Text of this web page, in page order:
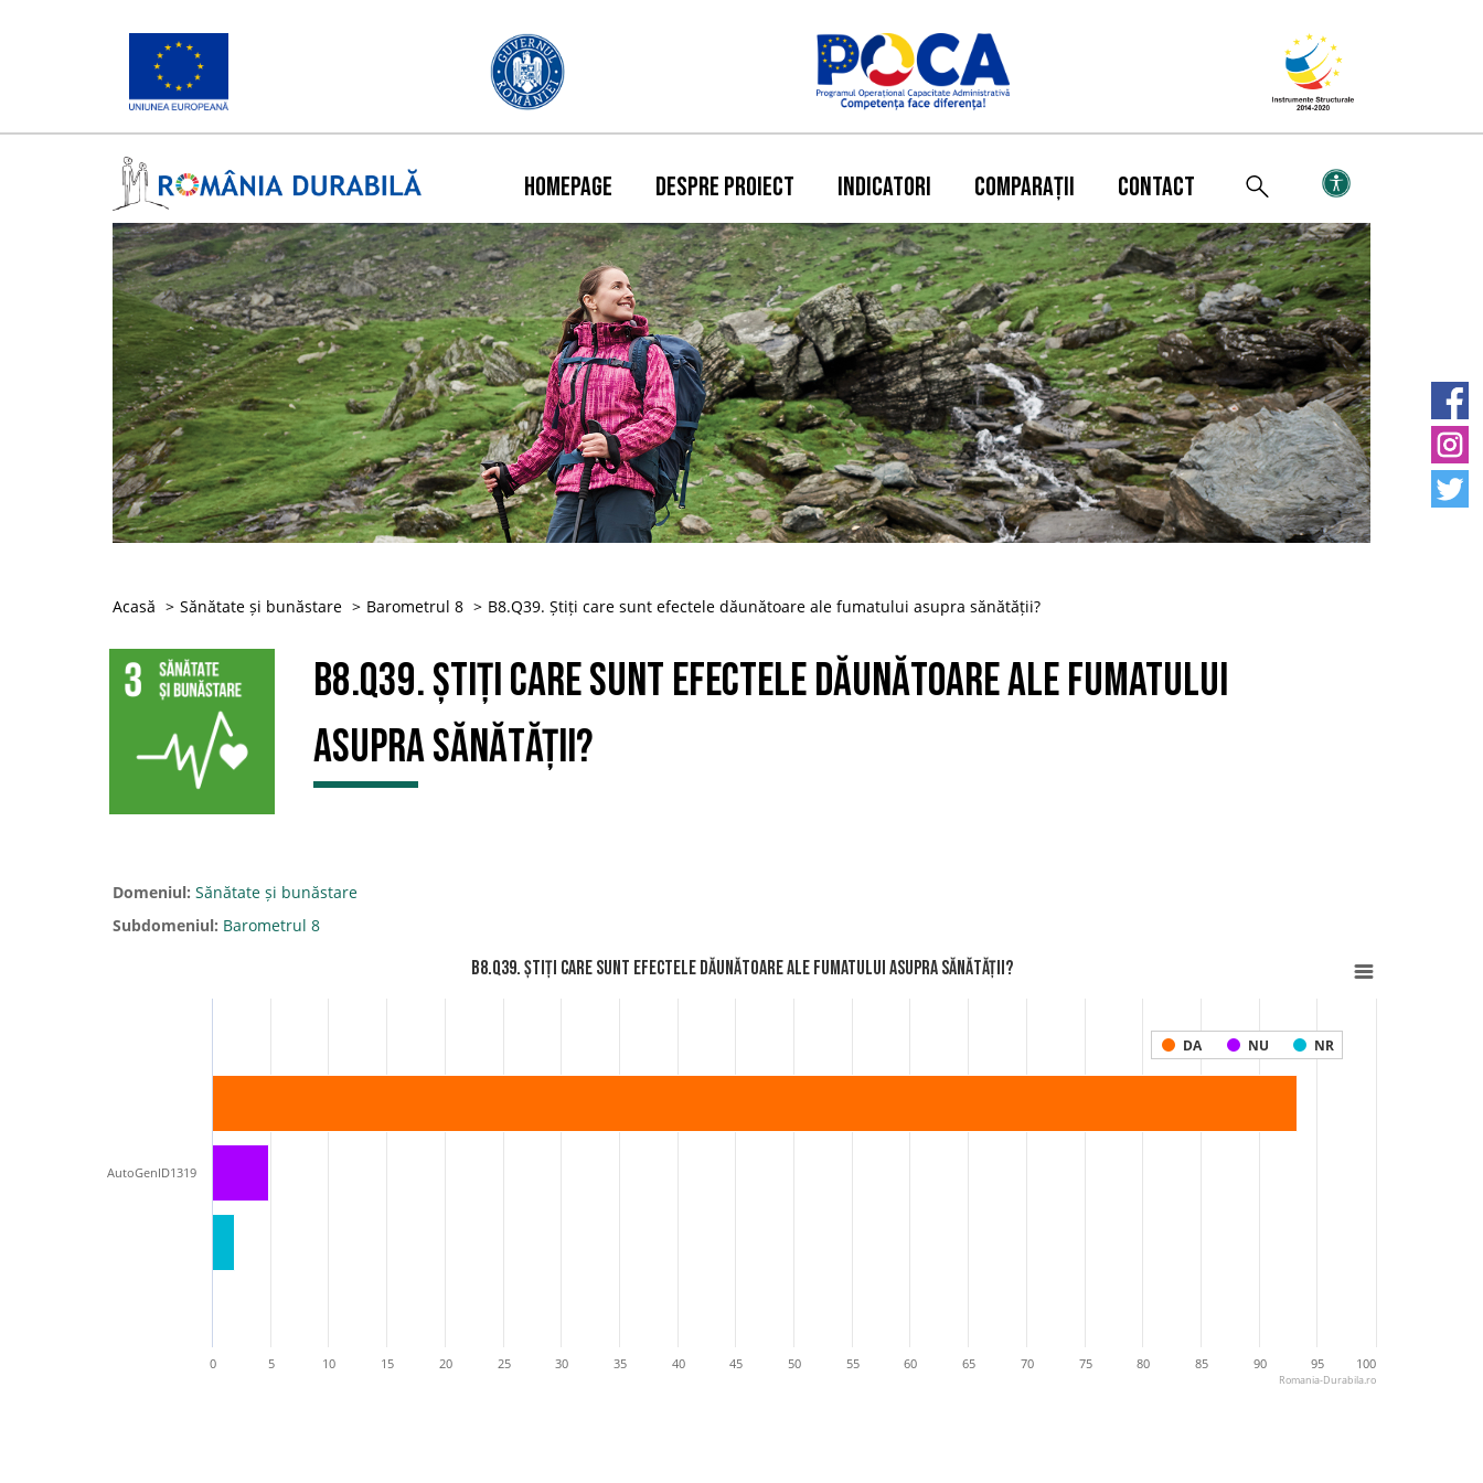
HOMEPAGE DESPRE PROIECT INDICATORI COMPARAȚII CONTACT
Acasă Sănătate și bunăstare Barometrul 8 B8.Q39. Știți care sunt efectele dăunătoare ale fumatului asupra sănătății?
B8.Q39. Știți care sunt efectele dăunătoare ale fumatului
asupra sănătății?
Domeniul: Sănătate și bunăstare
Subdomeniul: Barometrul 8
B8.Q39. Știți care sunt efectele dăunătoare ale fumatului asupra sănătății?
DA NU NR
AutoGenID1319
0 5 10 15 20 25 30 35 40 45 50 55 60 65 70 75 80 85 90 95 100
Romania-Durabila.ro